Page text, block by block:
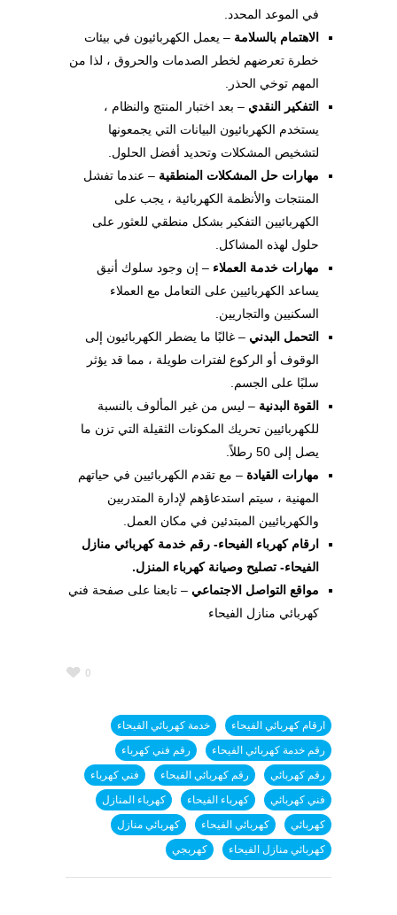
في الموعد المحدد.
الاهتمام بالسلامة – يعمل الكهربائيون في بيئات
خطرة تعرضهم لخطر الصدمات والحروق ، لذا من
المهم توخي الحذر.
التفكير النقدي – بعد اختبار المنتج والنظام ،
يستخدم الكهربائيون البيانات التي يجمعونها
لتشخيص المشكلات وتحديد أفضل الحلول.
مهارات حل المشكلات المنطقية – عندما تفشل
المنتجات والأنظمة الكهربائية ، يجب على
الكهربائيين التفكير بشكل منطقي للعثور على
حلول لهذه المشاكل.
مهارات خدمة العملاء – إن وجود سلوك أنيق
يساعد الكهربائيين على التعامل مع العملاء
السكنيين والتجاريين.
التحمل البدني – غالبًا ما يضطر الكهربائيون إلى
الوقوف أو الركوع لفترات طويلة ، مما قد يؤثر
سلبًا على الجسم.
القوة البدنية – ليس من غير المألوف بالنسبة
للكهربائيين تحريك المكونات الثقيلة التي تزن ما
يصل إلى 50 رطلاً.
مهارات القيادة – مع تقدم الكهربائيين في حياتهم
المهنية ، سيتم استدعاؤهم لإدارة المتدربين
والكهربائيين المبتدئين في مكان العمل.
ارقام كهرباء الفيحاء- رقم خدمة كهربائي منازل
الفيحاء- تصليح وصيانة كهرباء المنزل.
مواقع التواصل الاجتماعي – تابعنا على صفحة فني
كهربائي منازل الفيحاء
0
ارقام كهربائي الفيحاء
خدمة كهربائي الفيحاء
رقم خدمة كهربائي الفيحاء
رقم فني كهرباء
رقم كهربائي
رقم كهربائي الفيحاء
فني كهرباء
فني كهربائي
كهرباء الفيحاء
كهرباء المنازل
كهربائي
كهربائي الفيحاء
كهربائي منازل
كهربائي منازل الفيحاء
كهربجي